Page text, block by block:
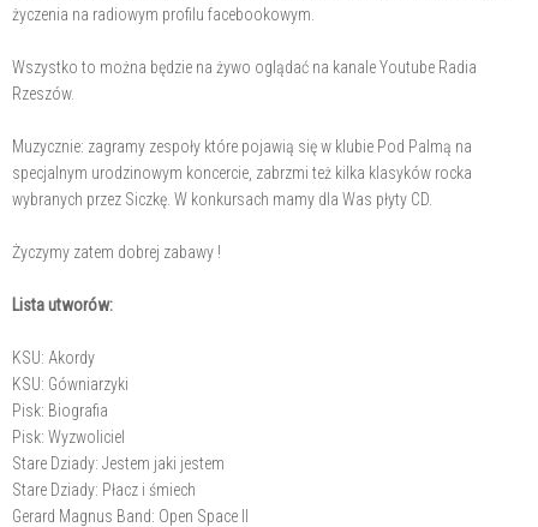
życzenia na radiowym profilu facebookowym.
Wszystko to można będzie na żywo oglądać na kanale Youtube Radia
Rzeszów.
Muzycznie: zagramy zespoły które pojawią się w klubie Pod Palmą na
specjalnym urodzinowym koncercie, zabrzmi też kilka klasyków rocka
wybranych przez Siczkę. W konkursach mamy dla Was płyty CD.
Życzymy zatem dobrej zabawy !
Lista utworów:
KSU: Akordy
KSU: Gówniarzyki
Pisk: Biografia
Pisk: Wyzwoliciel
Stare Dziady: Jestem jaki jestem
Stare Dziady: Płacz i śmiech
Gerard Magnus Band: Open Space II